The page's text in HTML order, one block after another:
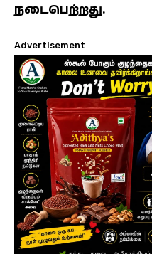
நடைபெற்றது.
Advertisement